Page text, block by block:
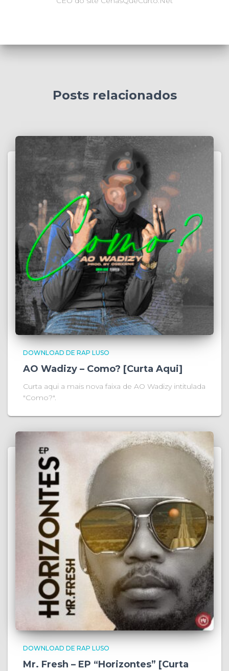
Posts relacionados
DOWNLOAD DE RAP LUSO
AO Wadizy – Como? [Curta Aqui]
Curta aqui a mais nova faixa de AO Wadizy intitulada
"Como?".
DOWNLOAD DE RAP LUSO
Mr. Fresh – EP “Horizontes” [Curta